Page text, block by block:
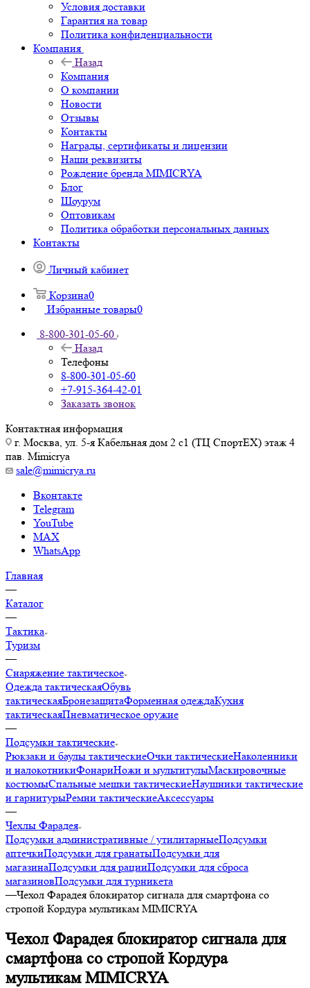
Условия доставки
Гарантия на товар
Политика конфиденциальности
Компания
Назад
Компания
О компании
Новости
Отзывы
Контакты
Награды, сертификаты и лицензии
Наши реквизиты
Рождение бренда MIMICRYA
Блог
Шоурум
Оптовикам
Политика обработки персональных данных
Контакты
Личный кабинет
Корзина0
Избранные товары0
8-800-301-05-60
Назад
Телефоны
8-800-301-05-60
+7-915-364-42-01
Заказать звонок
Контактная информация
г. Москва, ул. 5-я Кабельная дом 2 с1 (ТЦ СпортEX) этаж 4
пав. Mimicrya
sale@mimicrya.ru
Вконтакте
Telegram
YouTube
MAX
WhatsApp
Главная
—
Каталог
—
Тактика
Туризм
—
Снаряжение тактическое
Одежда тактическаяОбувь
тактическаяБронезащитаФорменная одеждаКухня
тактическаяПневматическое оружие
—
Подсумки тактические
Рюкзаки и баулы тактическиеОчки тактическиеНаколенники
и налокотникиФонариНожи и мультитулыМаскировочные
костюмыСпальные мешки тактическиеНаушники тактические
и гарнитурыРемни тактическиеАксессуары
—
Чехлы Фарадея
Подсумки административные / утилитарныеПодсумки
аптечкиПодсумки для гранатыПодсумки для
магазинаПодсумки для рацииПодсумки для сброса
магазиновПодсумки для турникета
—Чехол Фарадея блокиратор сигнала для смартфона со
стропой Кордура мультикам MIMICRYA
Чехол Фарадея блокиратор сигнала для
смартфона со стропой Кордура
мультикам MIMICRYA